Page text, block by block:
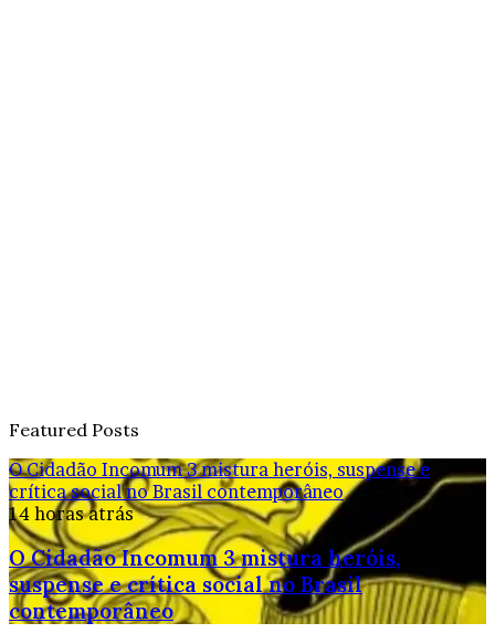
Featured Posts
O Cidadão Incomum 3 mistura heróis, suspense e
crítica social no Brasil contemporâneo
14 horas atrás
O Cidadão Incomum 3 mistura heróis,
suspense e crítica social no Brasil
contemporâneo